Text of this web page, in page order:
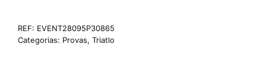
REF: EVENT28095P30865
Categorias: Provas, Triatlo